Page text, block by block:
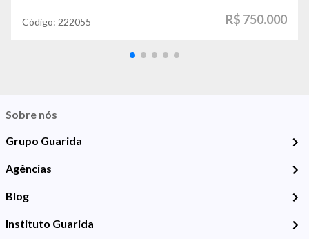
Código: 222055 R$ 750.000
Sobre nós
Grupo Guarida
Agências
Blog
Instituto Guarida